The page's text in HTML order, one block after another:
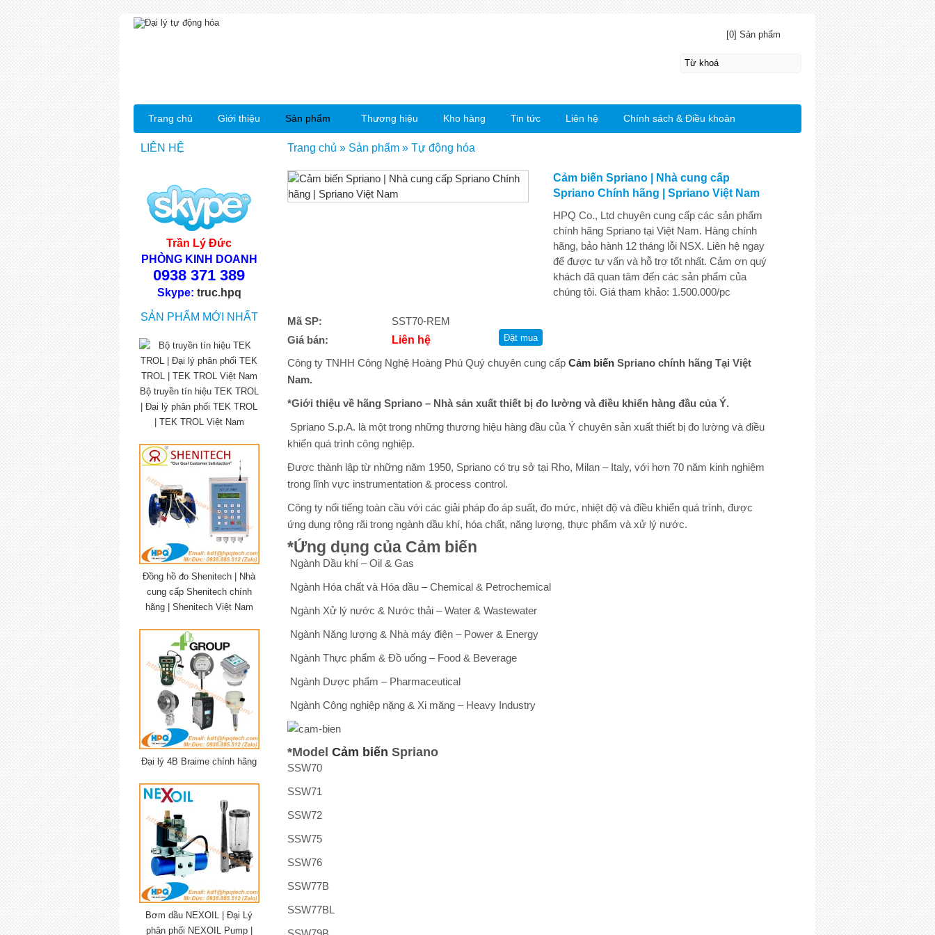
Cảm biến Spriano | Nhà cung cấp
Spriano Chính hãng | Spriano Việt Nam
HPQ Co., Ltd chuyên cung cấp các sản phẩm
chính hãng Spriano tại Việt Nam. Hàng chính
hãng, bảo hành 12 tháng lỗi NSX. Liên hệ ngay
để được tư vấn và hỗ trợ tốt nhất. Cảm ơn quý
khách đã quan tâm đến các sản phẩm của
chúng tôi. Giá tham khảo: 1.500.000/pc
Mã SP:
SST70-REM
Giá bán:
Liên hệ
Công ty TNHH Công Nghệ Hoàng Phú Quý chuyên cung cấpCảm biến Spriano chính hãng Tại Việt
Nam.
*Giới thiệu về hãng Spriano – Nhà sản xuất thiết bị đo lường và điều khiển hàng đầu của Ý.
Spriano S.p.A. là một trong những thương hiệu hàng đầu của Ý chuyên sản xuất thiết bị đo lường và điều
khiển quá trình công nghiệp.
Được thành lập từ những năm 1950, Spriano có trụ sở tại Rho, Milan – Italy, với hơn 70 năm kinh nghiệm
trong lĩnh vực instrumentation & process control.
Công ty nổi tiếng toàn cầu với các giải pháp đo áp suất, đo mức, nhiệt độ và điều khiển quá trình, được
ứng dụng rộng rãi trong ngành dầu khí, hóa chất, năng lượng, thực phẩm và xử lý nước.
*Ứng dụng của Cảm biến
Ngành Dầu khí – Oil & Gas
Ngành Hóa chất và Hóa dầu – Chemical & Petrochemical
Ngành Xử lý nước & Nước thải – Water & Wastewater
Ngành Năng lượng & Nhà máy điện – Power & Energy
Ngành Thực phẩm & Đồ uống – Food & Beverage
Ngành Dược phẩm – Pharmaceutical
Ngành Công nghiệp nặng & Xi măng – Heavy Industry
*ModelCảm biến Spriano
SSW70
SSW71
SSW72
SSW75
SSW76
SSW77B
SSW77BL
Trang chủ » Sản phẩm »Tự động hóa
LIÊN HỆ
Trần Lý Đức
PHÒNG KINH DOANH
0938 371 389
Skype: truc.hpq
SẢN PHẨM MỚI NHẤT
Bộ truyền tín hiệu TEK TROL
| Đại lý phân phối TEK TROL
| TEK TROL Việt Nam
Đồng hồ đo Shenitech | Nhà
cung cấp Shenitech chính
hãng | Shenitech Việt Nam
Đại lý 4B Braime chính hãng
Bơm dầu NEXOIL | Đại Lý
phân phối NEXOIL Pump |
[0] Sản phẩm
Trang chủ Giới thiệu Sản phẩm Thương hiệu Kho hàng Tin tức Liên hệ Chính sách & Điều khoản